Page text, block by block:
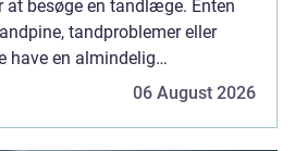
at besøge en tandlæge. Enten
tandproblemer eller
have en almindelig
grunden, så...06 August 2026